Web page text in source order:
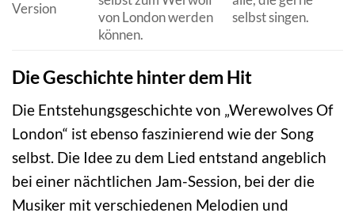
Version
von London werden
können.
selbst singen.
Die Geschichte hinter dem Hit
Die Entstehungsgeschichte von „Werewolves Of
London“ ist ebenso faszinierend wie der Song
selbst. Die Idee zu dem Lied entstand angeblich
bei einer nächtlichen Jam-Session, bei der die
Musiker mit verschiedenen Melodien und